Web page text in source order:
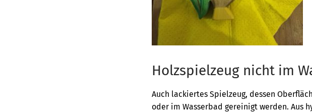
Holzspielzeug nicht im
Auch lackiertes Spielzeug, dessen
oder im Wasserbad gereinigt werden. Aus